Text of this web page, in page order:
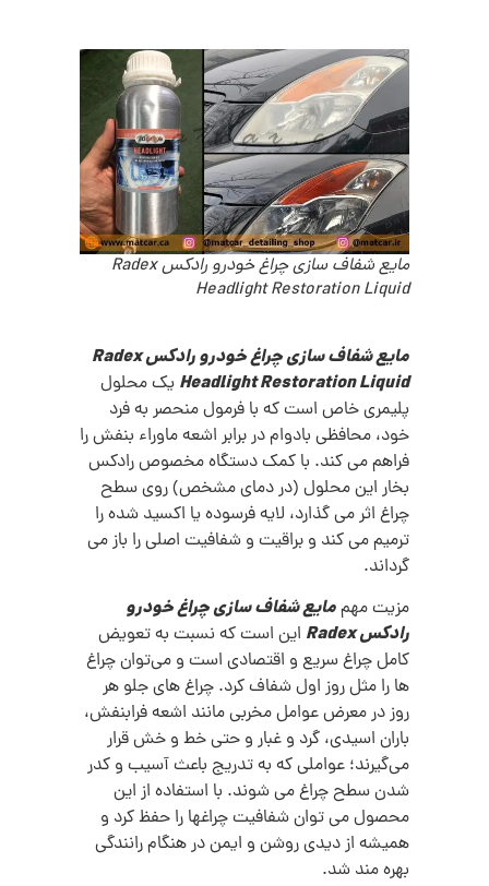
مایع شفاف سازی چراغ خودرو رادکس Radex
Headlight Restoration Liquid
مایع شفاف سازی چراغ خودرو رادکس Radex
Headlight Restoration Liquid یک محلول
پلیمری خاص است که با فرمول منحصر به فرد
خود، محافظی بادوام در برابر اشعه ماوراء بنفش را
فراهم می کند. با کمک دستگاه مخصوص رادکس
بخار این محلول (در دمای مشخص) روی سطح
چراغ اثر می‌ گذارد، لایه فرسوده یا اکسید شده را
ترمیم می‌ کند و براقیت و شفافیت اصلی را باز می‌
گرداند.
مزیت مهممایع شفاف سازی چراغ خودرو
رادکس Radex
این است که نسبت به تعویض
کامل چراغ سریع و اقتصادی است و می‌توان چراغ‌
ها را مثل روز اول شفاف کرد. چراغ‌ های جلو هر
روز در معرض عوامل مخربی مانند اشعه فرابنفش،
باران اسیدی، گرد و غبار و حتی خط‌ و خش‌ قرار
می‌گیرند؛ عواملی که به‌ تدریج باعث آسیب و کدر
شدن سطح چراغ می‌ شوند. با استفاده از این
محصول می‌ توان شفافیت چراغها را حفظ کرد و
همیشه از دیدی روشن و ایمن در هنگام رانندگی
بهره‌ مند شد.